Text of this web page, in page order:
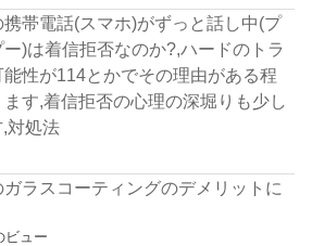
携帯電話(スマホ)がずっと話し中(プ
ー)は着信拒否なのか?,ハードのトラ
能性が114とかでその理由がある程
す,着信拒否の心理の深堀りも少し
対処法
ガラスコーティングのデメリットに
ビュー